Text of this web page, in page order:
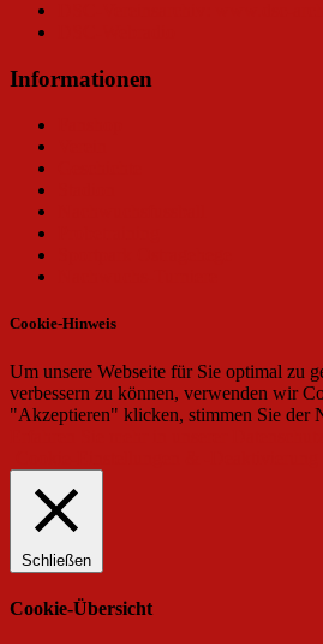
Informationen
Cookie-Hinweis
Um unsere Webseite für Sie optimal zu
verbessern zu können, verwenden wir
"Akzeptieren" klicken, stimmen Sie der
Schließen
Cookie-Übersicht